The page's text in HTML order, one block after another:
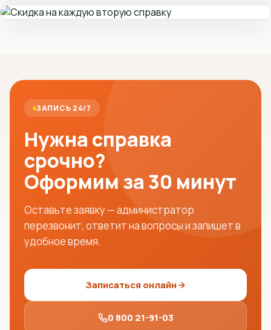
ЗАПИСЬ 24/7
Нужна справка
срочно?
Оформим за 30 минут
Оставьте заявку — администратор
перезвонит, ответит на вопросы и запишет в
удобное время.
Записаться онлайн
0 800 21-91-03